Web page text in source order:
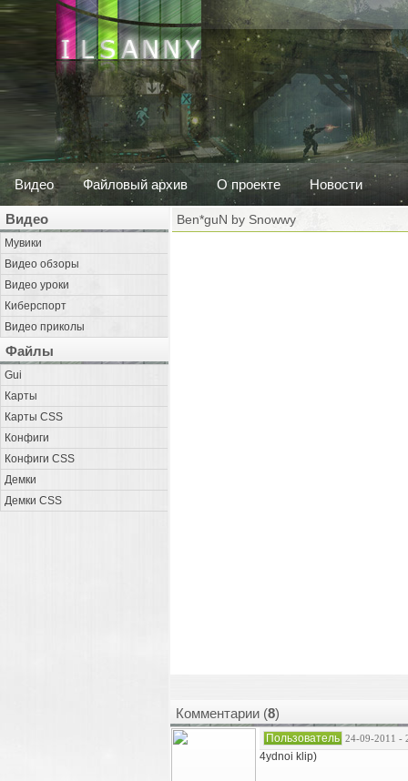
Видео Файловый архив О проекте Новости
Видео
Мувики
Видео обзоры
Видео уроки
Киберспорт
Видео приколы
Файлы
Gui
Карты
Карты CSS
Конфиги
Конфиги CSS
Демки
Демки CSS
Ben*guN by Snowwy
Комментарии (8)
Пользователь 24-09-2011 -
4ydnoi klip)